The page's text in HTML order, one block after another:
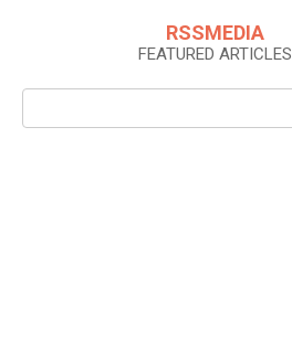
RSSMEDIA
FEATURED ARTICLES
Search: